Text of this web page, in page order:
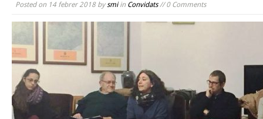
Posted on 14 febrer 2018bysmiin Convidats// 0 Comments